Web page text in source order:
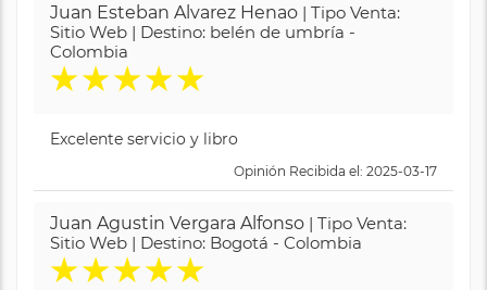
Juan Esteban Alvarez Henao | Tipo Venta:
Sitio Web | Destino: belén de umbría -
Colombia
★★★★★
Excelente servicio y libro
Opinión Recibida el: 2025-03-17
Juan Agustin Vergara Alfonso | Tipo Venta:
Sitio Web | Destino: Bogotá - Colombia
★★★★★